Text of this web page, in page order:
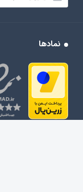
نمادها